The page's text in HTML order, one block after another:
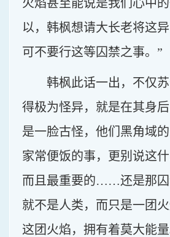
火焰甚至能说是我们心中
以，韩枫想请大长老将这异
可不要行这等囚禁之事。”
韩枫此话一出，不仅
得极为怪异，就是在其身
是一脸古怪，他们黑角域
家常便饭的事，更别说这什
而且最重要的……还是那囚
就不是人类，而只是一团
这团火焰，拥有着莫大能量